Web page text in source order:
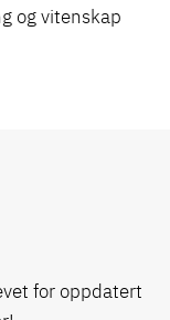
og vitenskap
for oppdatert